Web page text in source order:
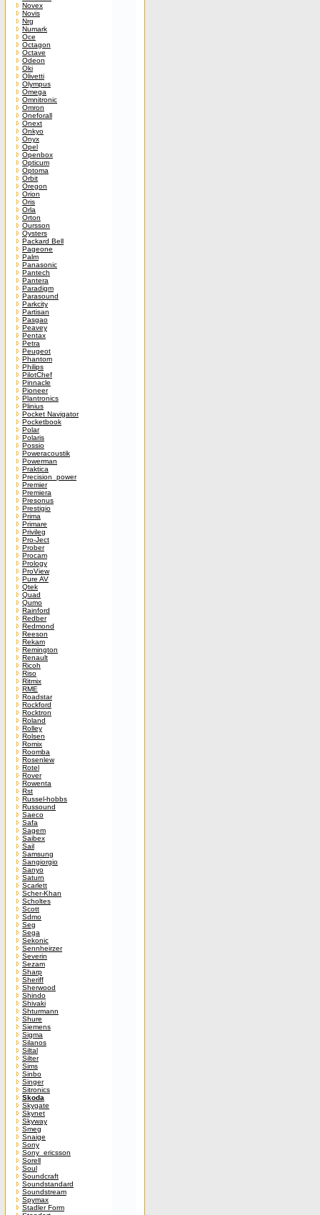
Novex
Novis
Nrg
Numark
Oce
Octagon
Octave
Odeon
Oki
Olivetti
Olympus
Omega
Omnitronic
Omron
Oneforall
Onext
Onkyo
Onyx
Opel
Openbox
Opticum
Optoma
Orbit
Oregon
Orion
Oris
Orla
Orton
Oursson
Oysters
Packard Bell
Pageone
Palm
Panasonic
Pantech
Pantera
Paradigm
Parasound
Parkcity
Partisan
Pasgao
Peavey
Pentax
Petra
Peugeot
Phantom
Philips
PilotChef
Pinnacle
Pioneer
Plantronics
Plinius
Pocket Navigator
Pocketbook
Polar
Polaris
Possio
Poweracoustik
Powerman
Praktica
Precision_power
Premier
Premiera
Presonus
Prestigio
Prima
Primare
Privileg
Pro-Ject
Prober
Procam
Prology
ProView
Pure AV
Qtek
Quad
Qumo
Rainford
Redber
Redmond
Reeson
Rekam
Remington
Renault
Ricoh
Riso
Ritmix
RME
Roadstar
Rockford
Rocktron
Roland
Rolley
Rolsen
Romix
Roomba
Rosenlew
Rotel
Rover
Rowenta
Rst
Russel-hobbs
Russound
Saeco
Safa
Sagem
Saibex
Sail
Samsung
Sangiorgio
Sanyo
Saturn
Scarlett
Scher-Khan
Scholtes
Scott
Sdmo
Seg
Sega
Sekonic
Sennheirzer
Severin
Sezam
Sharp
Sheriff
Sherwood
Shindo
Shivaki
Shturmann
Shure
Siemens
Sigma
Silanos
Siltal
Silter
Sims
Sinbo
Singer
Sitronics
Skoda
Skygate
Skynet
Skyway
Smeg
Snaige
Sony
Sony_ericsson
Sorell
Soul
Soundcraft
Soundstandard
Soundstream
Spymax
Stadler Form